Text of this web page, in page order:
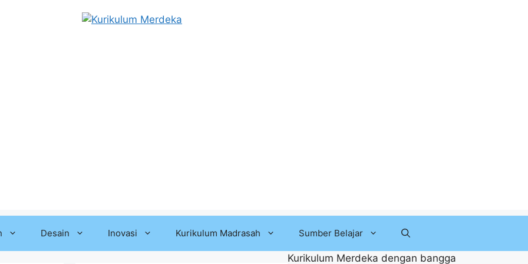
Desain Inovasi Kurikulum Madrasah Sumber Belajar
Kurikulum Merdeka dengan bangga